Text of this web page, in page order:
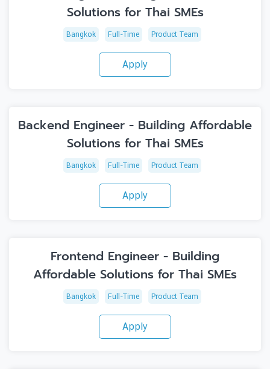
Solutions for Thai SMEs
Bangkok Full-Time Product Team
Apply
Backend Engineer - Building Affordable
Solutions for Thai SMEs
Bangkok Full-Time Product Team
Apply
Frontend Engineer - Building
Affordable Solutions for Thai SMEs
Bangkok Full-Time Product Team
Apply